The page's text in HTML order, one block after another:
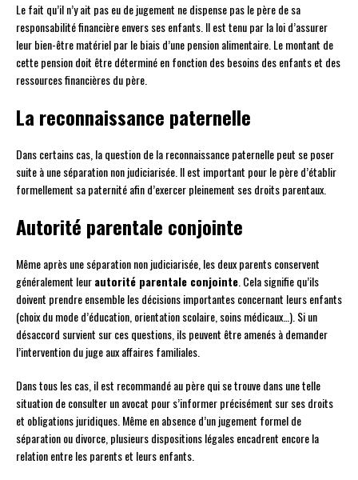
Le fait qu’il n’y ait pas eu de jugement ne dispense pas le père de sa
responsabilité financière envers ses enfants. Il est tenu par la loi d’assurer
leur bien-être matériel par le biais d’une pension alimentaire. Le montant de
cette pension doit être déterminé en fonction des besoins des enfants et des
ressources financières du père.
La reconnaissance paternelle
Dans certains cas, la question de la reconnaissance paternelle peut se poser
suite à une séparation non judiciarisée. Il est important pour le père d’établir
formellement sa paternité afin d’exercer pleinement ses droits parentaux.
Autorité parentale conjointe
Même après une séparation non judiciarisée, les deux parents conservent
généralement leurautorité parentale conjointe. Cela signifie qu’ils
doivent prendre ensemble les décisions importantes concernant leurs enfants
(choix du mode d’éducation, orientation scolaire, soins médicaux…). Si un
désaccord survient sur ces questions, ils peuvent être amenés à demander
l’intervention du juge aux affaires familiales.
Dans tous les cas, il est recommandé au père qui se trouve dans une telle
situation de consulter un avocat pour s’informer précisément sur ses droits
et obligations juridiques. Même en absence d’un jugement formel de
séparation ou divorce, plusieurs dispositions légales encadrent encore la
relation entre les parents et leurs enfants.